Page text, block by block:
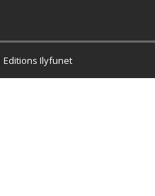
Editions Ilyfunet